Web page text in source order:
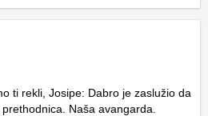
ti rekli, Josipe: Dabro je zaslužio da
Naša avangarda.